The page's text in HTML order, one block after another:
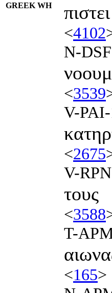
GREEK WH πιστει
<4102
N-DSF
<3539
V-
<2675
V-RPN
τους
<3588
T-
<165>